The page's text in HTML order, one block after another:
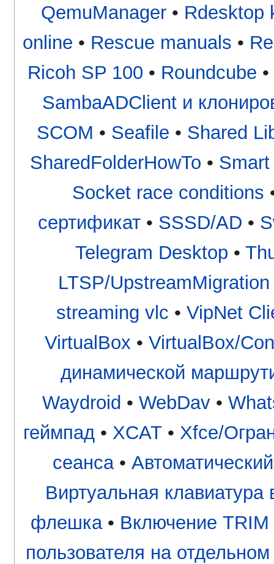
QemuManager • Rdesktop
online • Rescue manuals •
Ricoh SP 100 • Roundcube •
SambaADClient и
SCOM • Seafile • Shared
SharedFolderHowTo •
Socket race conditions
сертификат• SSSD/AD •
Telegram Desktop •
LTSP/UpstreamMigration
streaming vlc • VipNet
VirtualBox • VirtualBox/
динамической
Waydroid • WebDav •
геймпад• XCAT• Xfce/
сеанса•
Виртуальная клавиатура
флешка• Включение
пользователя на